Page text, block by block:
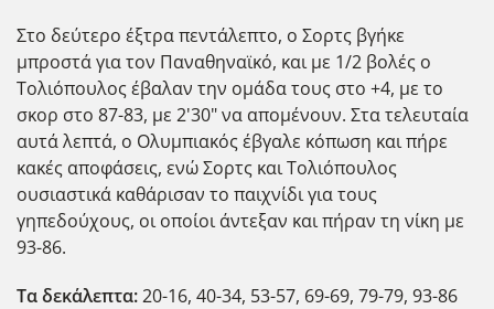
Στο δεύτερο έξτρα πεντάλεπτο, ο Σορτς βγήκε
μπροστά για τον Παναθηναϊκό, και με 1/2 βολές ο
Τολιόπουλος έβαλαν την ομάδα τους στο +4, με το
σκορ στο 87-83, με 2'30" να απομένουν. Στα τελευταία
αυτά λεπτά, ο Ολυμπιακός έβγαλε κόπωση και πήρε
κακ΄ες αποφάσεις, ενώ Σορτς και Τολιόπουλος
ουσιαστικά καθάρισαν το παιχνίδι για τους
γηπεδούχους, οι οποίοι άντεξαν και πήραν τη νίκη με
93-86.
Τα δεκ΄αλεπτα:20-16, 40-34, 53-57, 69-69, 79-79, 93-86